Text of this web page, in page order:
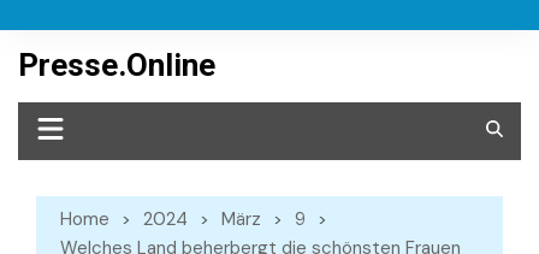
content
Presse.Online
Home 2024 März
9
Welches Land beherbergt die schönsten Frauen